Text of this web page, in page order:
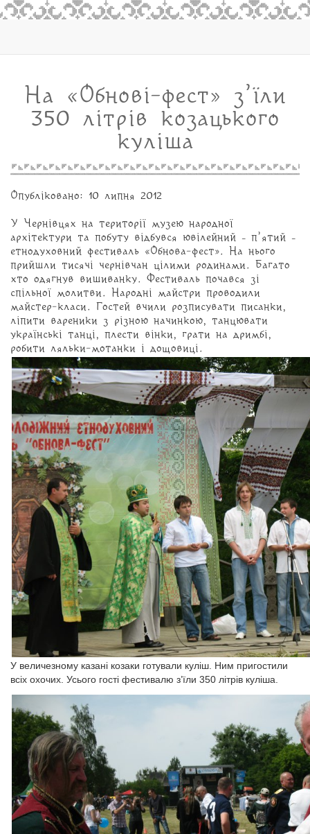
На «Обнові-фест» з’їли
350 літрів козацького
куліша
Опубліковано: 10 липня 2012
У Чернівцях на території музею народної
архітектури та побуту відбувся ювілейний – п’ятий –
етнодуховний фестиваль «Обнова-фест». На нього
прийшли тисячі чернівчан цілими родинами. Багато
хто одягнув вишиванку. Фестиваль почався зі
спільної молитви. Народні майстри проводили
майстер-класи. Гостей вчили розписувати писанки,
ліпити вареники з різною начинкою, танцювати
українські танці, плести вінки, грати на дримбі,
робити ляльки-мотанки і дощовиці.
У величезному казані козаки готували куліш. Ним пригостили
всіх охочих. Усього гості фестивалю з’їли 350 літрів куліша.